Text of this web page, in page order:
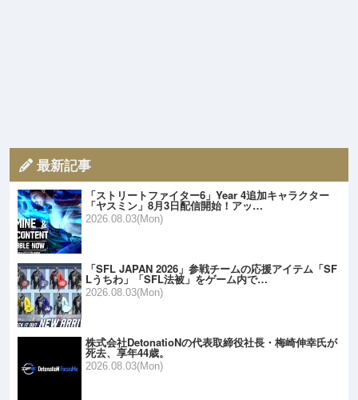
最新記事
「ストリートファイター6」Year 4追加キャラクター
「ヤスミン」8月3日配信開始！アッ…
2026.08.03(Mon)
「SFL JAPAN 2026」参戦チームの応援アイテム「SF
Lうちわ」「SFL法被」をゲーム内で…
2026.08.03(Mon)
株式会社DetonatioNの代表取締役社長・梅崎伸幸氏が
死去、享年44歳。
2026.08.03(Mon)